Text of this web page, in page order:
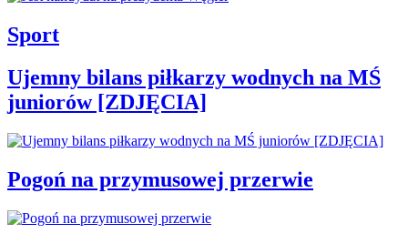
Sport
Ujemny bilans piłkarzy wodnych na MŚ
juniorów [ZDJĘCIA]
Pogoń na przymusowej przerwie